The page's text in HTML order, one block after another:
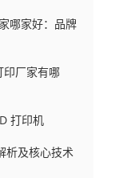
哪家好：品牌
印厂家有哪
打印机
析及核心技术